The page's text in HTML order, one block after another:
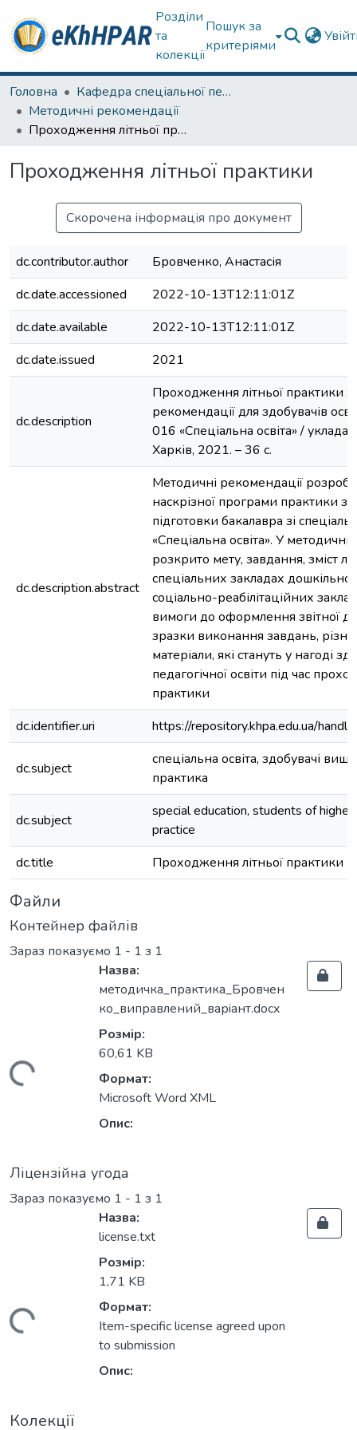
Розділи
та
колекції
Пошук за
критеріями
Головна
Кафедра спеціальної педагогіки і психології та інклюзивної освіти
Методичні рекомендації
Проходження літньої практики
Проходження літньої практики
Скорочена інформація про документ
dc.contributor.author
Бровченко, Анастасія
dc.date.accessioned
2022-10-13T12:11:01Z
dc.date.available
2022-10-13T12:11:01Z
dc.date.issued
2021
dc.description
Проходження літньої практики :
рекомендації для здобувачів
016 «Спеціальна освіта» /
Харків, 2021. – 36 с.
dc.description.abstract
Методичні рекомендації
наскрізної програми практики
підготовки бакалавра зі
«Спеціальна освіта». У
розкрито мету, завдання, зміст
спеціальних закладах дошкільної
соціально-реабілітаційних
вимоги до оформлення звітної
зразки виконання завдань, різні
матеріали, які стануть у нагоді
педагогічної освіти під час
практики
dc.identifier.uri
https://repository.khpa.edu.ua/
dc.subject
спеціальна освіта, здобувачі
практика
dc.subject
special education, students of
practice
dc.title
Проходження літньої практики
Файли
Контейнер файлів
Зараз показуємо 1 - 1 з 1
Назва:
методичка_практика_Бровчен
ко_виправлений_варiант.docx
Розмір:
60,61 KB
Формат:
Microsoft Word XML
Опис:
Ліцензійна угода
Зараз показуємо 1 - 1 з 1
Назва:
license.txt
Розмір:
1,71 KB
Формат:
Item-specific license agreed upon
to submission
Опис:
Колекції